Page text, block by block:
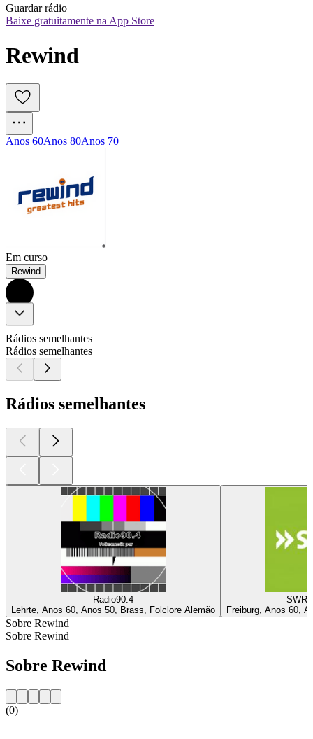
Guardar rádio
Baixe gratuitamente na App Store
Rewind
Anos 60Anos 80Anos 70
Em curso
Rewind
Rádios semelhantes
Rádios semelhantes
Rádios semelhantes
Radio90.4
Lehrte, Anos 60, Anos 50, Brass, Folclore Alemão
Freiburg, Anos 60,
Sobre Rewind
Sobre Rewind
Sobre Rewind
(0)